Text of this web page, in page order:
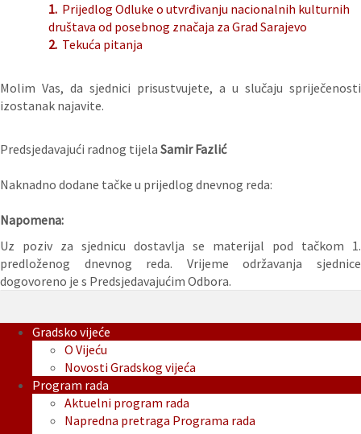
1. Prijedlog Odluke o utvrđivanju nacionalnih kulturnih
društava od posebnog značaja za Grad Sarajevo
2. Tekuća pitanja
Molim Vas, da sjednici prisustvujete, a u slučaju spriječenosti
izostanak najavite.
Predsjedavajući radnog tijela Samir Fazlić
Naknadno dodane tačke u prijedlog dnevnog reda:
Napomena:
Uz poziv za sjednicu dostavlja se materijal pod tačkom 1.
predloženog dnevnog reda. Vrijeme održavanja sjednice
dogovoreno je s Predsjedavajućim Odbora.
Gradsko vijeće
O Vijeću
Novosti Gradskog vijeća
Program rada
Aktuelni program rada
Napredna pretraga Programa rada